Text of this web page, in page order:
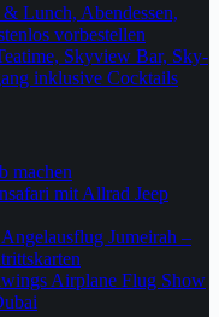
Lunch, Abendessen,
vorbestellen
Skyview Bar, Sky-
inklusive Cocktails
machen
mit Allrad Jeep
Jumeirah –
Airplane Flug Show